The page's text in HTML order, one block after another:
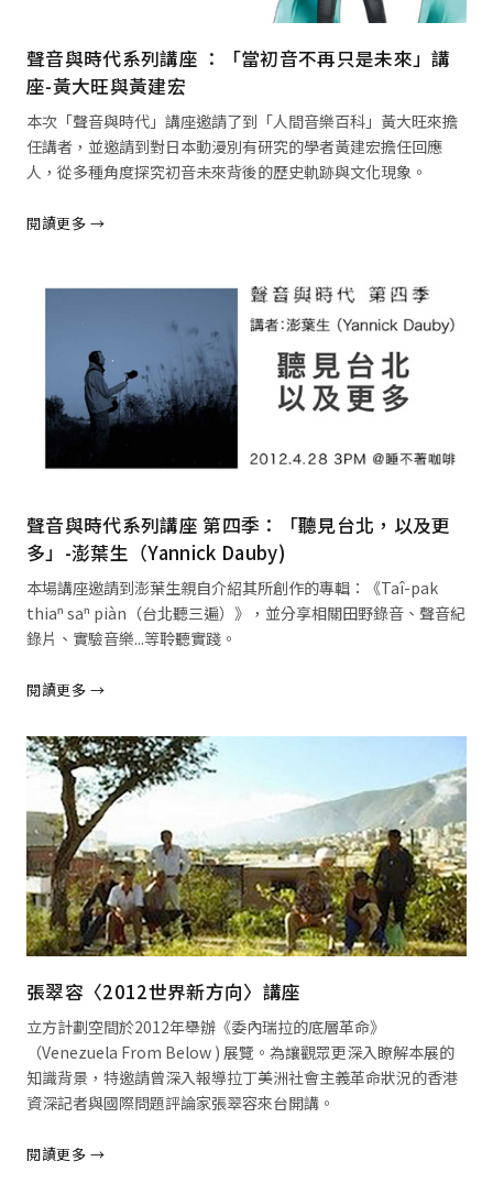
聲音與時代系列講座 ：「當初音不再只是未來」講
座-黃大旺與黃建宏
本次「聲音與時代」講座邀請了到「人間音樂百科」黃大旺來擔
任講者，並邀請到對日本動漫別有研究的學者黃建宏擔任回應
人，從多種角度探究初音未來背後的歷史軌跡與文化現象。
閱讀更多 →
聲音與時代系列講座 第四季：「聽見台北，以及更
多」-澎葉生（Yannick Dauby)
本場講座邀請到澎葉生親自介紹其所創作的專輯：《Taî-pak
thiaⁿ saⁿ piàn（台北聽三遍）》，並分享相關田野錄音、聲音紀
錄片、實驗音樂...等聆聽實踐。
閱讀更多 →
張翠容〈2012世界新方向〉講座
立方計劃空間於2012年舉辦《委內瑞拉的底層革命》
（Venezuela From Below ) 展覽。為讓觀眾更深入瞭解本展的
知識背景，特邀請曾深入報導拉丁美洲社會主義革命狀況的香港
資深記者與國際問題評論家張翠容來台開講。
閱讀更多 →